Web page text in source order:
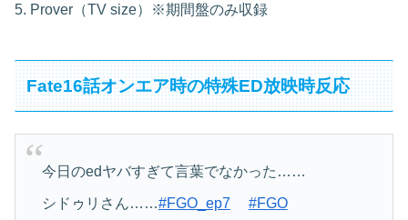
5. Prover（TV size）※期間盤のみ収録
Fate16話オンエア時の特殊ED放映時反応
今日のedヤバすぎて言葉でなかった……
シドゥリさん……#FGO_ep7 #FGO